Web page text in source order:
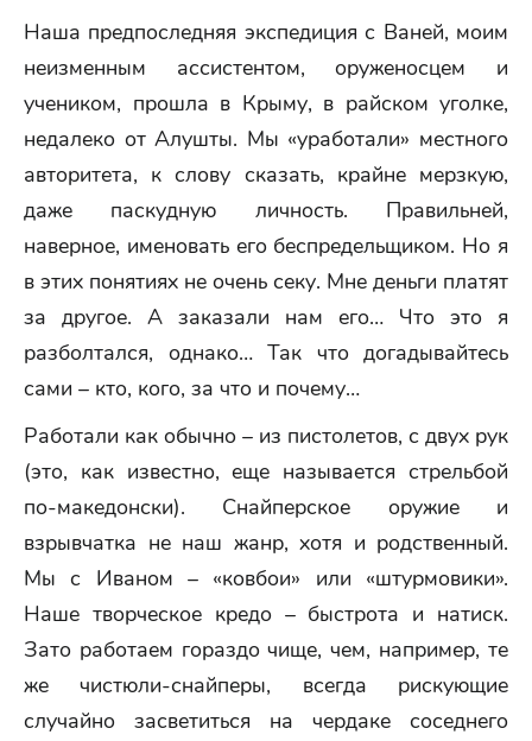
Наша предпоследняя экспедиция с Ваней, моим
неизменным ассистентом, оруженосцем и
учеником, прошла в Крыму, в райском уголке,
недалеко от Алушты. Мы «уработали» местного
авторитета, к слову сказать, крайне мерзкую,
даже паскудную личность. Правильней,
наверное, именовать его беспредельщиком. Но я
в этих понятиях не очень секу. Мне деньги платят
за другое. А заказали нам его… Что это я
разболтался, однако… Так что догадывайтесь
сами – кто, кого, за что и почему…
Работали как обычно – из пистолетов, с двух рук
(это, как известно, еще называется стрельбой
по-македонски). Снайперское оружие и
взрывчатка не наш жанр, хотя и родственный.
Мы с Иваном – «ковбои» или «штурмовики».
Наше творческое кредо – быстрота и натиск.
Зато работаем гораздо чище, чем, например, те
же чистюли-снайперы, всегда рискующие
случайно засветиться на чердаке соседнего